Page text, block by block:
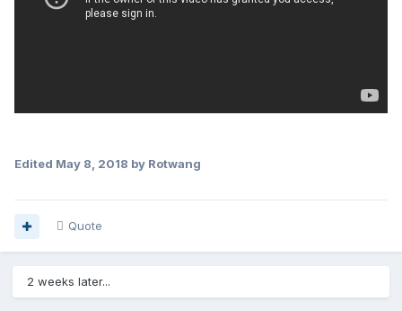
Edited May 8, 2018 by Rotwang
Quote
2 weeks later...